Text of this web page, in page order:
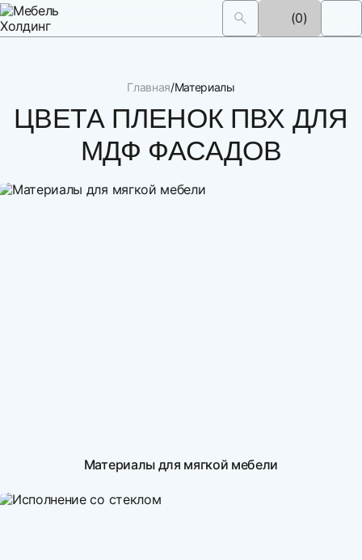
(0)
Главная Материалы
ЦВЕТА ПЛЕНОК ПВХ ДЛЯ
МДФ ФАСАДОВ
Материалы для мягкой мебели